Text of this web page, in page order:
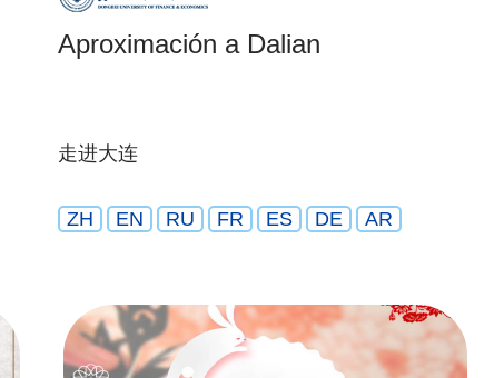
Aproximación a Dalian
走进大连
ZH EN RU FR ES DE AR